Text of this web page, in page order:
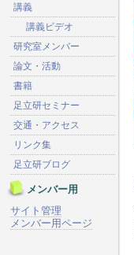
講義
講義ビデオ
研究室メンバー
論文・活動
書籍
足立研セミナー
交通・アクセス
リンク集
足立研ブログ
メンバー用
サイト管理
メンバー用ページ